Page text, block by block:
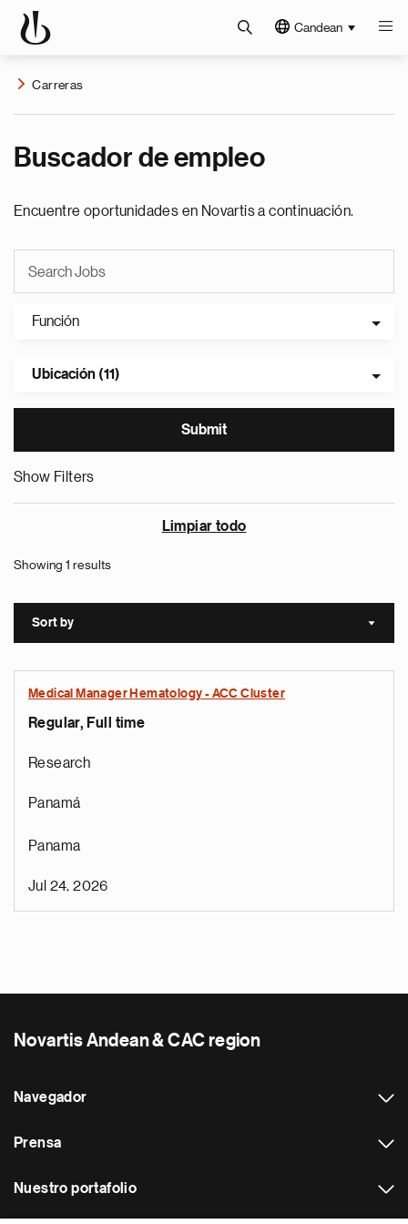
Candean
Carreras
Buscador de empleo
Encuentre oportunidades en Novartis a continuación.
Función
Ubicación (11)
Show Filters
Limpiar todo
Showing 1 results
Sort by Sort
Medical Manager Hematology - ACC Cluster
Regular, Full time
Research
Panamá
Panama
Jul 24, 2026
Novartis Andean & CAC region
Navegador
Prensa
Nuestro portafolio